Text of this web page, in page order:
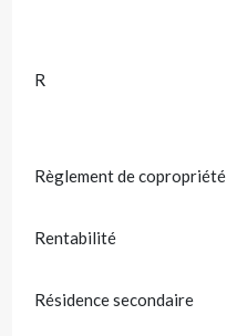
R
Règlement de copropriété
Rentabilité
Résidence secondaire